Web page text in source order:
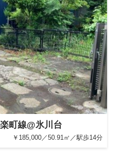
町線@氷川台
￥185,000／50.91㎡／駅歩14分